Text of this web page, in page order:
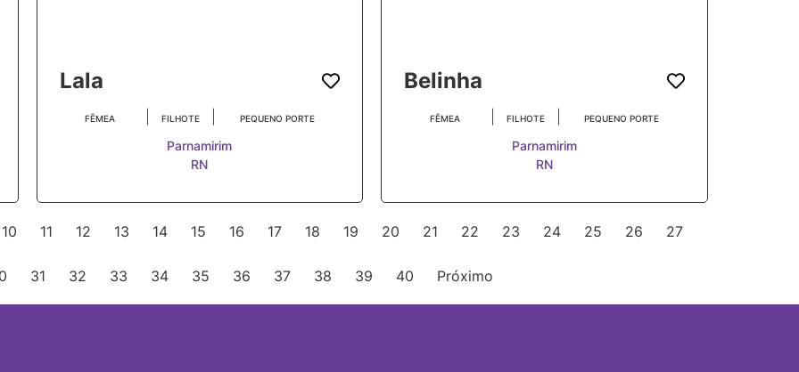
Lala
FÊMEA FILHOTE PEQUENO PORTE
Parnamirim
RN
Belinha
FÊMEA FILHOTE PEQUENO PORTE
Parnamirim
RN
10 11 12 13 14 15 16 17 18 19 20 21 22 23 24 25 26 27
31 32 33 34 35 36 37 38 39 40 Próximo